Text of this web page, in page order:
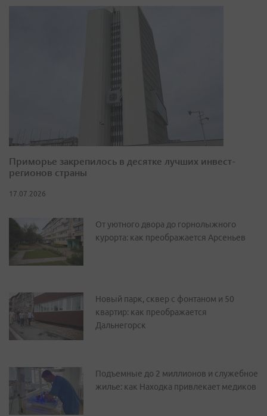
Приморье закрепилось в десятке лучших инвест-
регионов страны
17.07.2026
От уютного двора до горнолыжного
курорта: как преображается Арсеньев
Новый парк, сквер с фонтаном и 50
квартир: как преображается
Дальнегорск
Подъемные до 2 миллионов и служебное
жилье: как Находка привлекает медиков